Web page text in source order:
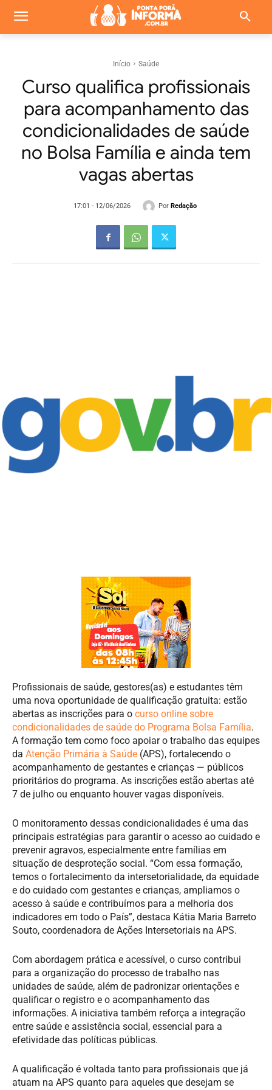
Início Saúde
Curso qualifica profissionais
para acompanhamento das
condicionalidades de saúde
no Bolsa Família e ainda tem
vagas abertas
17:01 - 12/06/2026 Por Redação
Profissionais de saúde, gestores(as) e estudantes têm
uma nova oportunidade de qualificação gratuita: estão
abertas as inscrições para o curso online sobre
condicionalidades de saúde do Programa Bolsa Família.
A formação tem como foco apoiar o trabalho das equipes
da Atenção Primária à Saúde (APS), fortalecendo o
acompanhamento de gestantes e crianças — públicos
prioritários do programa. As inscrições estão abertas até
7 de julho ou enquanto houver vagas disponíveis.
O monitoramento dessas condicionalidades é uma das
principais estratégias para garantir o acesso ao cuidado e
prevenir agravos, especialmente entre famílias em
situação de desproteção social. “Com essa formação,
temos o fortalecimento da intersetorialidade, da equidade
e do cuidado com gestantes e crianças, ampliamos o
acesso à saúde e contribuímos para a melhoria dos
indicadores em todo o País”, destaca Kátia Maria Barreto
Souto, coordenadora de Ações Intersetoriais na APS.
Com abordagem prática e acessível, o curso contribui
para a organização do processo de trabalho nas
unidades de saúde, além de padronizar orientações e
qualificar o registro e o acompanhamento das
informações. A iniciativa também reforça a integração
entre saúde e assistência social, essencial para a
efetividade das políticas públicas.
A qualificação é voltada tanto para profissionais que já
atuam na APS quanto para aqueles que desejam se